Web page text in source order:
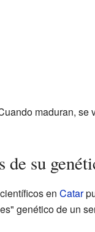
maduran,
de su
en Catar
genético de un